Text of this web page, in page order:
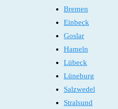
Bremen
Einbeck
Goslar
Hameln
Lübeck
Lüneburg
Salzwedel
Stralsund